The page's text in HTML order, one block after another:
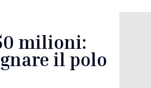
milioni:
il polo